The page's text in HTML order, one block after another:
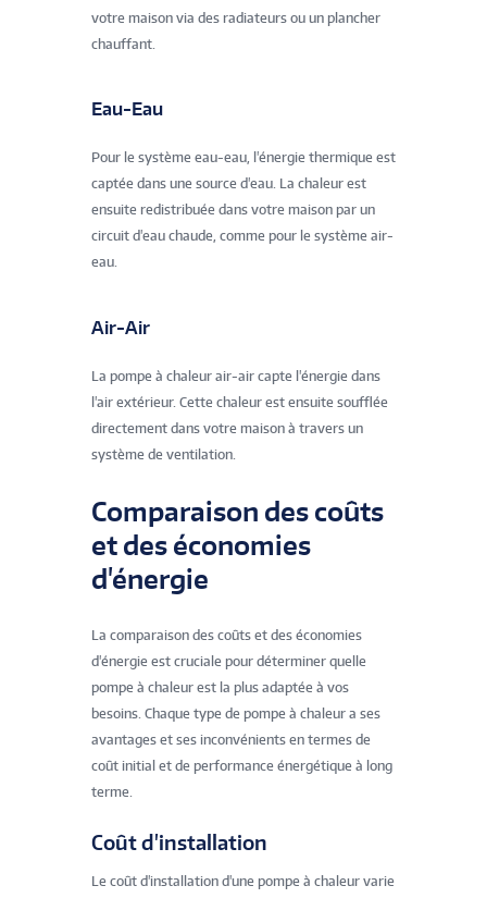
votre maison via des radiateurs ou un plancher
chauffant.
Eau-Eau
Pour le système eau-eau, l'énergie thermique est
captée dans une source d'eau. La chaleur est
ensuite redistribuée dans votre maison par un
circuit d'eau chaude, comme pour le système air-
eau.
Air-Air
La pompe à chaleur air-air capte l'énergie dans
l'air extérieur. Cette chaleur est ensuite soufflée
directement dans votre maison à travers un
système de ventilation.
Comparaison des coûts
et des économies
d'énergie
La comparaison des coûts et des économies
d'énergie est cruciale pour déterminer quelle
pompe à chaleur est la plus adaptée à vos
besoins. Chaque type de pompe à chaleur a ses
avantages et ses inconvénients en termes de
coût initial et de performance énergétique à long
terme.
Coût d'installation
Le coût d'installation d'une pompe à chaleur varie